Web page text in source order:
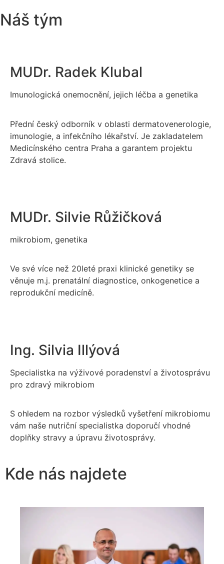
Náš tým
MUDr. Radek Klubal
Imunologická onemocnění, jejich léčba a genetika
Přední český odborník v oblasti dermatovenerologie,
imunologie, a infekčního lékařství. Je zakladatelem
Medicínského centra Praha a garantem projektu
Zdravá stolice.
MUDr. Silvie Růžičková
mikrobiom, genetika
Ve své více než 20leté praxi klinické genetiky se
věnuje m.j. prenatální diagnostice, onkogenetice a
reprodukční medicíně.
Ing. Silvia Illýová
Specialistka na výživové poradenství a životosprávu
pro zdravý mikrobiom
S ohledem na rozbor výsledků vyšetření mikrobiomu
vám naše nutriční specialistka doporučí vhodné
doplňky stravy a úpravu životosprávy.
Kde nás najdete